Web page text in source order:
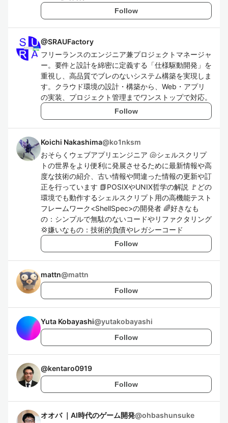
Follow
@SRAUFactory
フリーランスのエンジニア兼プロジェクトマネージャ
ー。要件と設計を綿密に定義する「仕様駆動開発」を
重視し、高品質でブレのないシステム構築を実現しま
す。クラウド環境の設計・構築から、Web・アプリ
の実装、プロジェクト管理までワンストップで対応。
Follow
Koichi Nakashima@ko1nksm
おそらくウェブアプリエンジニア 🐚シェルスクリプ
トの世界をより便利に発展させるために最新情報や高
度な技術の紹介、古い情報や間違った情報の更新や訂
正を行っています 📗POSIXやUNIX哲学の解説 🚩どの
環境でも動作するシェルスクリプト用の高機能テスト
フレームワーク<ShellSpec>の開発者 🌈好きなも
の：シンプルで無駄のないコードやリファクタリング
💢嫌いなもの：技術的負債やレガシーコード
Follow
mattn@mattn
Follow
Yuta Kobayashi@yutakobayashi
Follow
@kentaro0919
Follow
オオバ ｜AI時代のゲーム開発@ohbashunsuke